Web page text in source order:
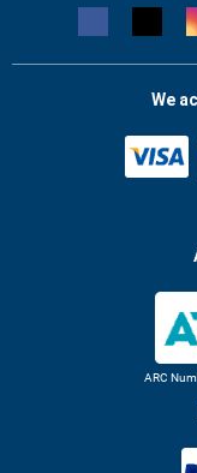
We
ARC